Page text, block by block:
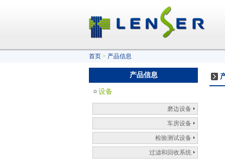
首页 > 产品信息
产品信息
设备
磨边设备
车房设备
检验测试设备
过滤和回收系统